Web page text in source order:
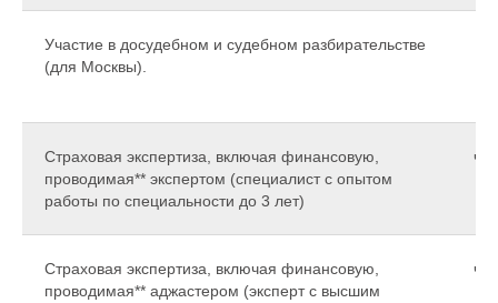
Участие в досудебном и судебном разбирательстве
(для Москвы).
Страховая экспертиза, включая финансовую,
проводимая** экспертом (специалист с опытом
работы по специальности до 3 лет)
час
Страховая экспертиза, включая финансовую,
проводимая** аджастером (эксперт с высшим
час